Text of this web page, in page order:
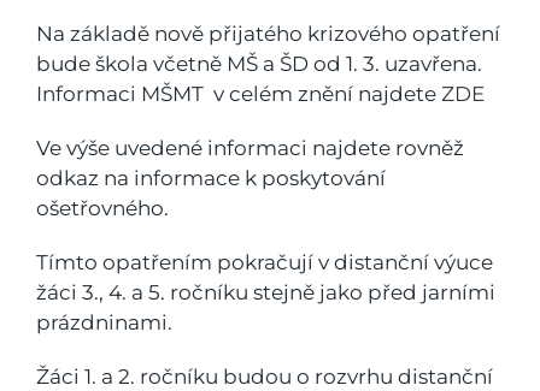
Napsali o nás
Kontakt
Na základě nově přijatého krizového opatření
bude škola včetně MŠ a ŠD od 1. 3. uzavřena.
Informaci MŠMT v celém znění najdete ZDE
Ve výše uvedené informaci najdete rovněž
odkaz na informace k poskytování
ošetřovného.
Tímto opatřením pokračují v distanční výuce
žáci 3., 4. a 5. ročníku stejně jako před jarními
prázdninami.
Žáci 1. a 2. ročníku budou o rozvrhu distanční